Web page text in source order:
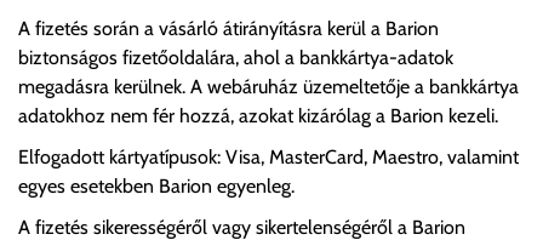
A fizetés során a vásárló átirányításra kerül a Barion
biztonságos fizetőoldalára, ahol a bankkártya-adatok
megadásra kerülnek. A webáruház üzemeltetője a bankkártya
adatokhoz nem fér hozzá, azokat kizárólag a Barion kezeli.
Elfogadott kártyatípusok: Visa, MasterCard, Maestro, valamint
egyes esetekben Barion egyenleg.
A fizetés sikerességéről vagy sikertelenségéről a Barion